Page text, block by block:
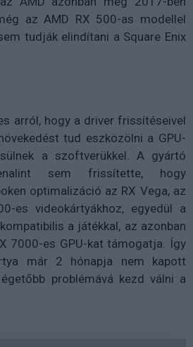
az AMD RX 500-as modellel
tudják elindítani a Square Enix
arról, hogy a driver frissítéseivel
tud eszközölni a GPU-
a szoftverükkel. A gyártó
sem frissítette, hogy
optimalizáció az RX Vega, az
es videokártyákhoz, egyedül a
a játékkal, az azonban
7000-es GPU-kat támogatja. Így
már 2 hónapja nem kapott
problémává kezd válni a